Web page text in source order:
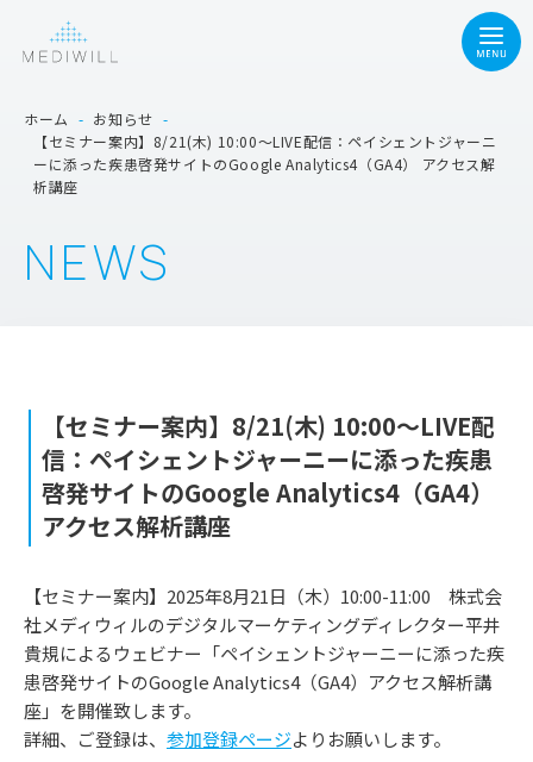
ホーム - お知らせ -
【セミナー案内】8/21(木) 10:00～LIVE配信：ペイシェントジャーニ
ーに添った疾患啓発サイトのGoogle Analytics4（GA4） アクセス解
析講座
NEWS
【セミナー案内】8/21(木) 10:00～LIVE配
信：ペイシェントジャーニーに添った疾患
啓発サイトのGoogle Analytics4（GA4）
アクセス解析講座
【セミナー案内】2025年8月21日（木）10:00-11:00 株式会
社メディウィルのデジタルマーケティングディレクター平井
貴規によるウェビナー「ペイシェントジャーニーに添った疾
患啓発サイトのGoogle Analytics4（GA4）アクセス解析講
座」を開催致します。
詳細、ご登録は、 参加登録ページよりお願いします。